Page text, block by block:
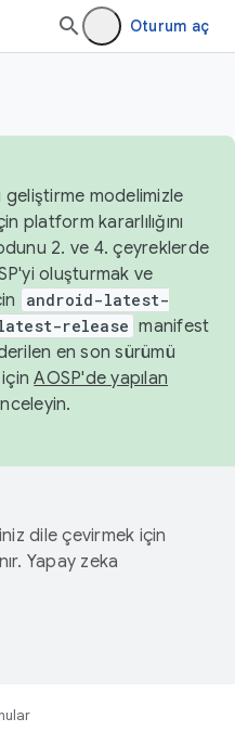
Oturum aç
geliştirme modelimizle
platform kararlılığını
2. ve 4. çeyreklerde
oluşturmak ve
android-latest-
release manifest
en son sürümü
içinAOSP'de yapılan
dile çevirmek için
Yapay zeka